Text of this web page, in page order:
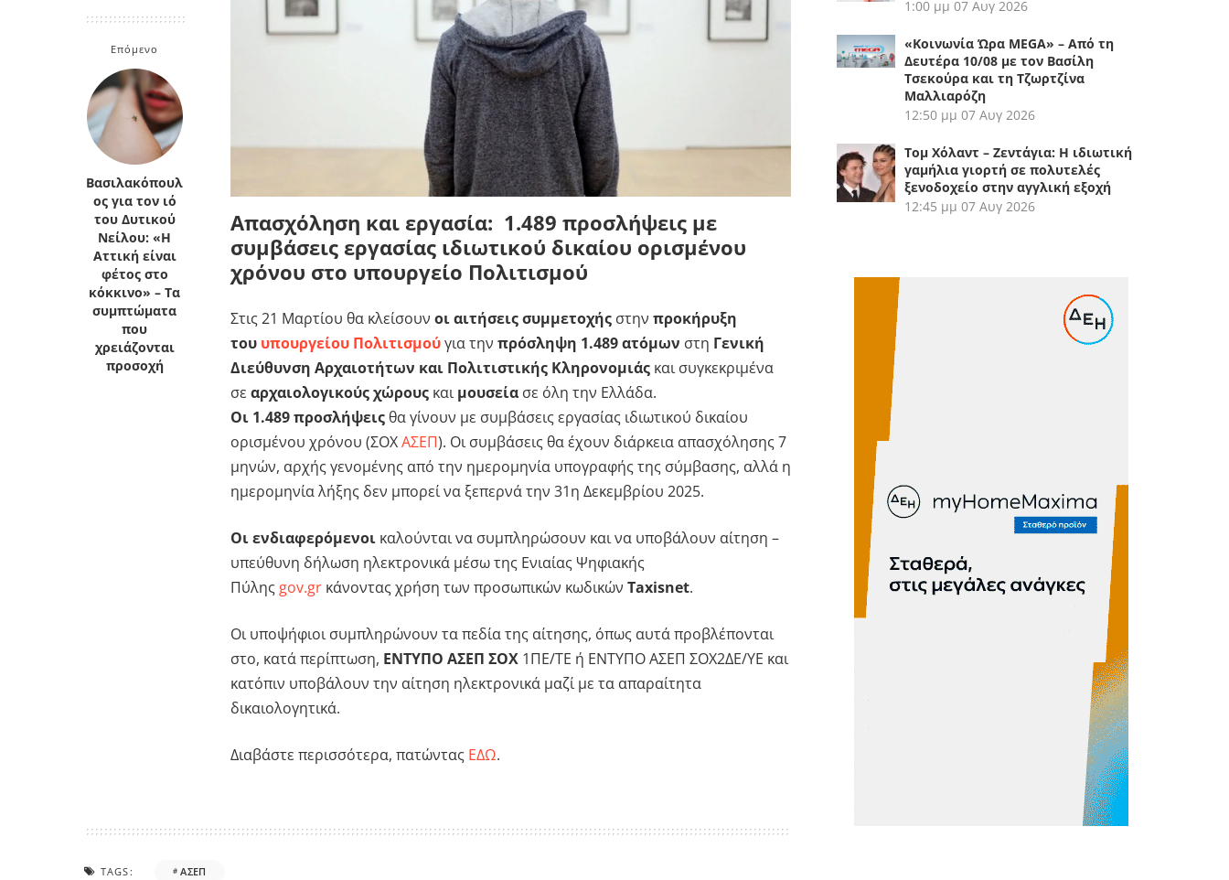
Κρήτη
Κυκλάδες
Πελοπόννησος
Πελοπόννησος
Επόμενο
Βασιλακόπουλ
ος για τον ιό
του Δυτικού
Νείλου: «Η
Αττική είναι
φέτος στο
κόκκινο» – Τα
συμπτώματα
που
χρειάζονται
προσοχή
Απασχόληση και εργασία: 1.489 προσλήψεις με
συμβάσεις εργασίας ιδιωτικού δικαίου ορισμένου
χρόνου στο υπουργείο Πολιτισμού
Στις 21 Μαρτίου θα κλείσουν οι αιτήσεις συμμετοχής στην προκήρυξη
του υπουργείου Πολιτισμούγια την πρόσληψη 1.489 ατόμων στη Γενική
Διεύθυνση Αρχαιοτήτων και Πολιτιστικής Κληρονομιάς και συγκεκριμένα
σε αρχαιολογικούς χώρους καιμουσεία σε όλη την Ελλάδα.
Οι 1.489 προσλήψεις θα γίνουν με συμβάσεις εργασίας ιδιωτικού δικαίου
ορισμένου χρόνου (ΣΟΧΑΣΕΠ). Οι συμβάσεις θα έχουν διάρκεια απασχόλησης 7
μηνών, αρχής γενομένης από την ημερομηνία υπογραφής της σύμβασης, αλλά η
ημερομηνία λήξης δεν μπορεί να ξεπερνά την 31η Δεκεμβρίου 2025.
Οι ενδιαφερόμενοι καλούνται να συμπληρώσουν και να υποβάλουν αίτηση –
υπεύθυνη δήλωση ηλεκτρονικά μέσω της Ενιαίας Ψηφιακής
Πύλης gov.gr κάνοντας χρήση των προσωπικών κωδικών Taxisnet.
Οι υποψήφιοι συμπληρώνουν τα πεδία της αίτησης, όπως αυτά προβλέπονται
στο, κατά περίπτωση, ΕΝΤΥΠΟ ΑΣΕΠ ΣΟΧ 1ΠΕ/ΤΕ ή ΕΝΤΥΠΟ ΑΣΕΠ ΣΟΧ2ΔΕ/ΥΕ και
κατόπιν υποβάλουν την αίτηση ηλεκτρονικά μαζί με τα απαραίτητα
δικαιολογητικά.
Διαβάστε περισσότερα, πατώντας ΕΔΩ.
TAGS: ΑΣΕΠ
1:00 μμ 07 Αυγ 2026
«Κοινωνία Ώρα MEGA» – Από τη
Δευτέρα 10/08 με τον Βασίλη
Τσεκούρα και τη Τζωρτζίνα
Μαλλιαρόζη
12:50 μμ 07 Αυγ 2026
Τομ Χόλαντ – Ζεντάγια: Η ιδιωτική
γαμήλια γιορτή σε πολυτελές
ξενοδοχείο στην αγγλική εξοχή
12:45 μμ 07 Αυγ 2026